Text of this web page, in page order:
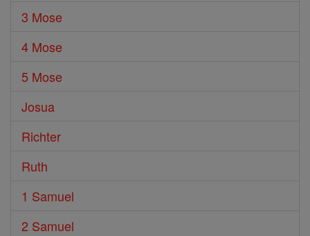
3 Mose
4 Mose
5 Mose
Josua
Richter
Ruth
1 Samuel
2 Samuel